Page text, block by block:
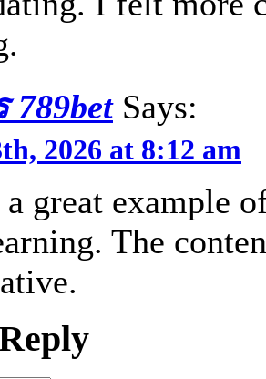
789betSays:
2026 at 8:12 am
great example
The